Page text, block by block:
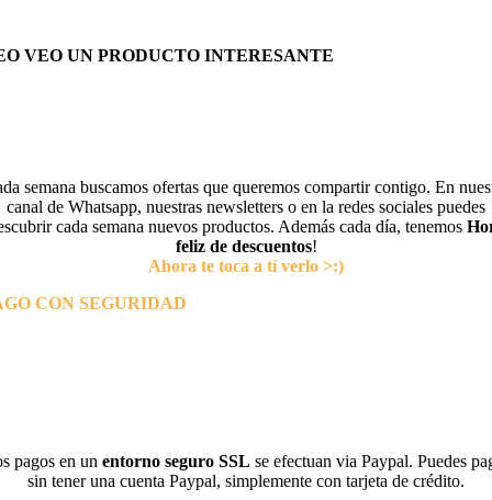
VEO UN PRODUCTO INTERESANTE
semana buscamos ofertas que queremos compartir contigo. En
canal de Whatsapp, nuestras newsletters o en la redes sociales puedes
cada semana nuevos productos. Además cada día, tenemos
feliz de descuentos!
Ahora te toca a tí verlo >:)
CON SEGURIDAD
pagos en un entorno seguro SSL se efectuan via Paypal. Puedes
sin tener una cuenta Paypal, simplemente con tarjeta de crédito.